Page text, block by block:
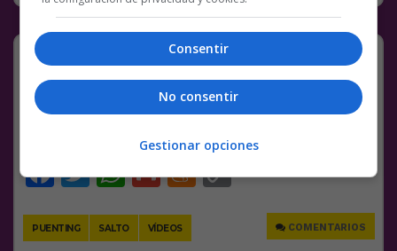
Instant diarrea
¡Que salto!pic.twitter.com/LwP3inYV4U
— Deporte Extremo (@DeportesViral)March
Facebook
Twitter
WhatsApp
Gmail
Meneame
Copy
PUENTING SALTO VÍDEOS COMENTARIOS
Consentir
No consentir
Gestionar opciones